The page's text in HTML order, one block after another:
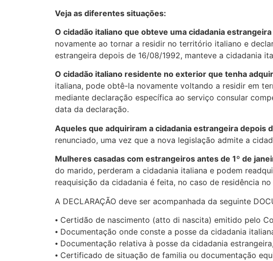
Veja as diferentes situações:
O cidadão italiano que obteve uma cidadania
novamente ao tornar a residir no território italiano e
estrangeira depois de 16/08/1992, manteve a cidadania
O cidadão italiano residente no exterior que tenha
italiana, pode obtê-la novamente voltando a residir em
mediante declaração específica ao serviço consular
data da declaração.
Aqueles que adquiriram a cidadania estrangeira depois
renunciado, uma vez que a nova legislação admite a
Mulheres casadas com estrangeiros antes de 1º de
do marido, perderam a cidadania italiana e podem
reaquisição da cidadania é feita, no caso de residência
A DECLARAÇÃO deve ser acompanhada da seguinte
⦁ Certidão de nascimento (atto di nascita) emitido pelo
⦁ Documentação onde conste a posse da cidadania
⦁ Documentação relativa à posse da cidadania
⦁ Certificado de situação de familia ou documentação